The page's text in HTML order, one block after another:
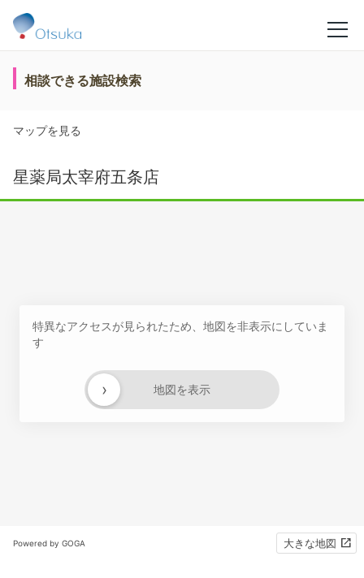
相談できる施設検索
マップを見る
星薬局太宰府五条店
特異なアクセスが見られたため、地図を非表示にしていま
す
地図を表示
›
Powered by GOGA 大きな地図